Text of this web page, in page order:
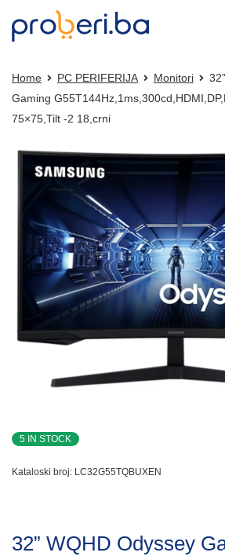
Home PC PERIFERIJA Monitori
Gaming
75×75,Tilt -2 18,crni
5 IN STOCK
Kataloski broj: LC32G55TQBUXEN
32” WQHD Odyssey